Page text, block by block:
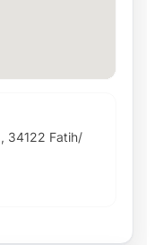
34122 Fatih/